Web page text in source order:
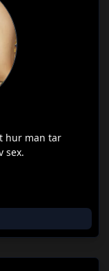
hur man tar
sex.